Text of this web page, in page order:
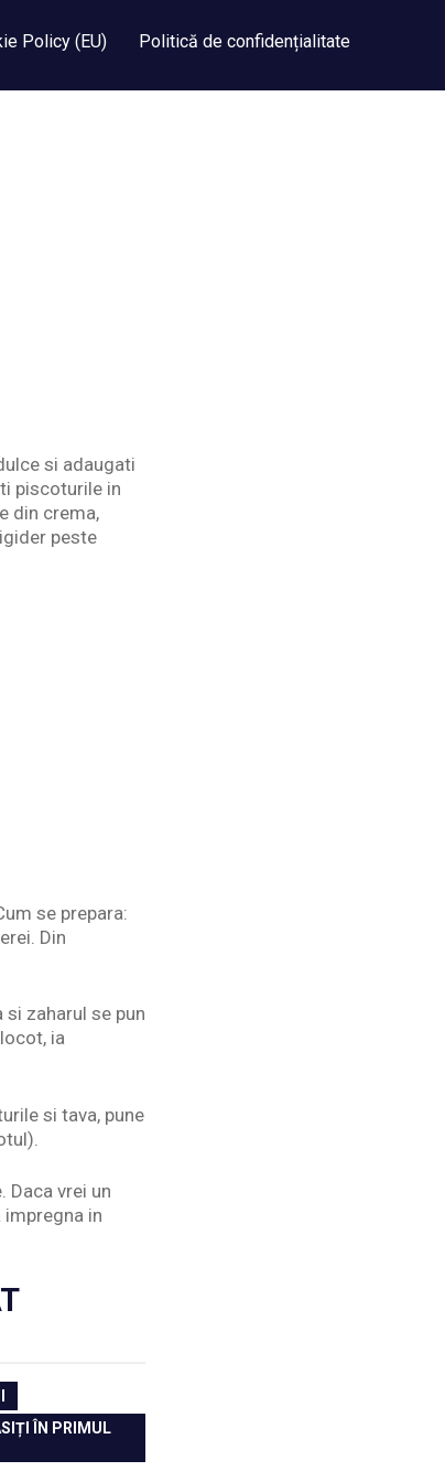
Policy (EU) Politică de confidențialitate
si adaugati
piscoturile in
din crema,
peste
se prepara:
Din
zaharul se pun
ia
si tava, pune
Daca vrei un
in
ÎN PRIMUL